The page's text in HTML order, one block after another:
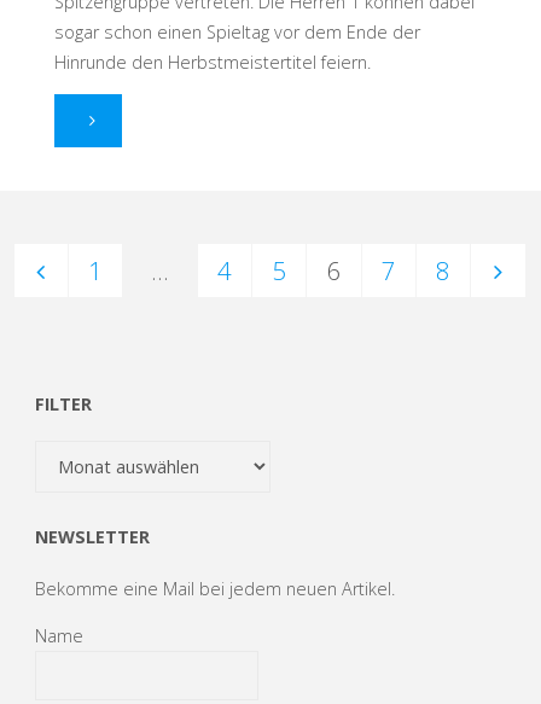
sogar schon einen Spieltag vor dem Ende der
Hinrunde den Herbstmeistertitel feiern.
"3
Niederlage
der
1 … 4 5 6 7 8
FILTER
NEWSLETTER
Bekomme eine Mail bei jedem neuen Artikel.
Name